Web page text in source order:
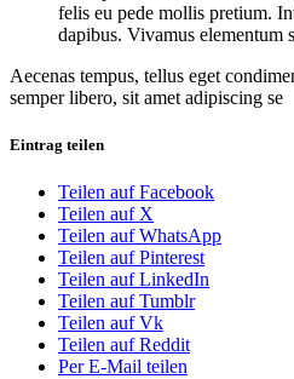
felis eu pede mollis pretium.
dapibus. Vivamus elementum
Aecenas tempus, tellus eget
semper libero, sit amet adipiscing se
Eintrag teilen
Teilen auf Facebook
Teilen auf X
Teilen auf WhatsApp
Teilen auf Pinterest
Teilen auf LinkedIn
Teilen auf Tumblr
Teilen auf Vk
Teilen auf Reddit
Per E-Mail teilen